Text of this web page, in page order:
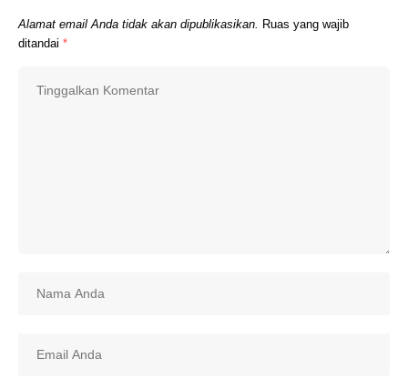
Alamat email Anda tidak akan dipublikasikan. Ruas yang wajib
ditandai *